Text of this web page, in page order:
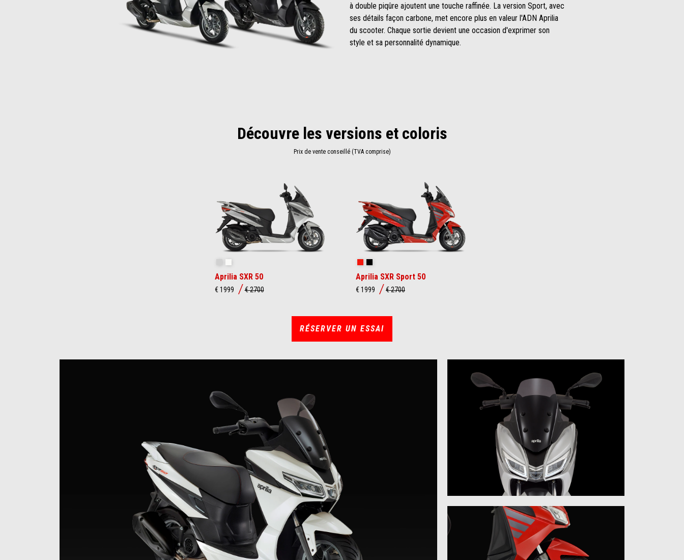
à double piqûre ajoutent une touche raffinée. La version Sport, avec
ses détails façon carbone, met encore plus en valeur l'ADN Aprilia
du scooter. Chaque sortie devient une occasion d'exprimer son
style et sa personnalité dynamique.
Découvre les versions et coloris
Prix de vente conseillé (TVA comprise)
Aprilia SXR 50
€ 1999 € 2700
Aprilia SXR Sport 50
€ 1999 € 2700
RÉSERVER UN ESSAI